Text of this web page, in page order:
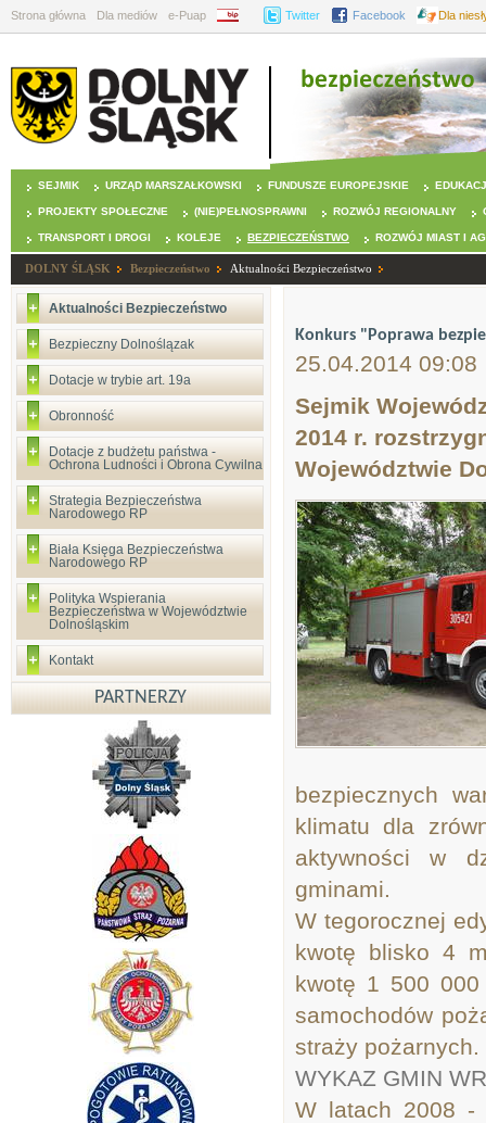
Strona główna Dla mediów e-Puap BIP Twitter Facebook Dla
SEJMIK URZĄD MARSZAŁKOWSKI FUNDUSZE EUROPEJSKIE
PROJEKTY SPOŁECZNE (NIE)PEŁNOSPRAWNI ROZWÓJ REGIONALNY
TRANSPORT I DROGI KOLEJE BEZPIECZEŃSTWO ROZWÓJ MIAST I
DOLNY ŚLĄSK Bezpieczeństwo Aktualności Bezpieczeństwo
Aktualności Bezpieczeństwo
Bezpieczny Dolnoślązak
Dotacje w trybie art. 19a
Obronność
Dotacje z budżetu państwa -
Ochrona Ludności i Obrona Cywilna
Strategia Bezpieczeństwa
Narodowego RP
Biała Księga Bezpieczeństwa
Narodowego RP
Polityka Wspierania
Bezpieczeństwa w Województwie
Dolnośląskim
Kontakt
PARTNERZY
Konkurs "Poprawa
25.04.2014 09:08
Sejmik
2014 r.
Województwie
bezpiecznych
klimatu dla
aktywności w
gminami.
W tegorocznej
kwotę blisko 4
kwotę 1 500 000
samochodów
straży pożarnych.
WYKAZ GMIN
W latach 2008 -